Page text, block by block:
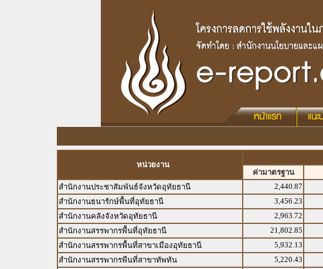
หน่วยงาน
ค่ามาตรฐาน
สำนักงานประชาสัมพันธ์จังหวัดอุทัยธานี
2,440.87
สำนักงานธนารักษ์พื้นที่อุทัยธานี
3,456.23
สำนักงานคลังจังหวัดอุทัยธานี
2,963.72
สำนักงานสรรพากรพื้นที่อุทัยธานี
21,802.85
สำนักงานสรรพากรพื้นที่สาขาเมืองอุทัยธานี
5,932.13
สำนักงานสรรพากรพืนที่สาขาทัพทัน
5,220.43